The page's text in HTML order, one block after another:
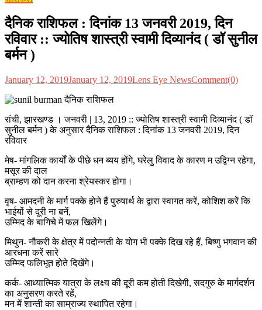
दैनिक राशिफल : दिनांक 13 जनवरी 2019, दिन
रविवार :: ज्योतिष शास्त्री स्वामी दिव्यानंद ( डॉ सुनील
बर्मन )
January 12, 2019January 12, 2019Lens Eye NewsComment(0)
रांची, झारखण्ड । जनवरी | 13, 2019 :: ज्योतिष शास्त्री स्वामी दिव्यानंद ( डॉ
सुनील बर्मन ) के अनुसार दैनिक राशिफल : दिनांक 13 जनवरी 2019, दिन
रविवार
मेष- मांगलिक कार्यों के पीछे धन ब्यय होंगे, घरेलु विवाद के कारण म उद्विग्न रहेगा,
मसूर की दाल
ब्राम्हण को दान करना श्रेयस्कर होगा।
वृष- आमदनी के मार्ग पक्के होने हैं पुरुषार्थ के द्वारा स्वागत करें, कोशिश करें कि
भाईयों से दूरी ना बनें,
उम्मिद के बागिचे में फल खिलेंगे।
मिथुन- नौकरी के क्षेत्र में पदोन्नती के योग भी पक्के दिख रहे हैं, बिष्णु भगवान की
आरधना करें सारे
उम्मिद फलिभूत होते दिखेंगे।
कर्क- आध्यात्मिक यात्रा के लक्ष्य की दूरी कम होती दिखेगी, सदगुरु के मार्गदर्शन
का अनुसरण करते रहें,
मन में शान्ती का साम्राज्य स्थापित रहेगा।